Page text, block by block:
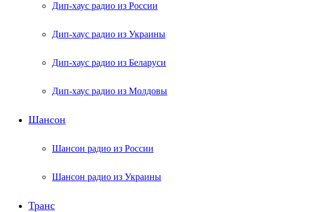
Дип-хаус радио из России
Дип-хаус радио из Украины
Дип-хаус радио из Беларуси
Дип-хаус радио из Молдовы
Шансон
Шансон радио из России
Шансон радио из Украины
Транс